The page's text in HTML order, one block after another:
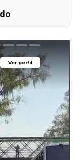
Ver perfil
Ver perfil